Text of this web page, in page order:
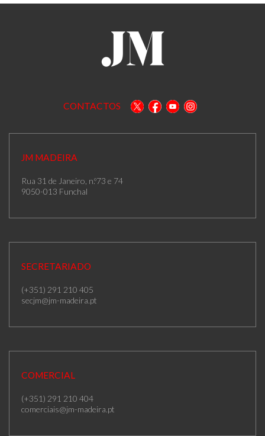
CONTACTOS
JM MADEIRA
Rua 31 de Janeiro, n.º73 e 74
9050-013 Funchal
SECRETARIADO
(+351) 291 210 405
secjm@jm-madeira.pt
COMERCIAL
(+351) 291 210 404
comerciais@jm-madeira.pt